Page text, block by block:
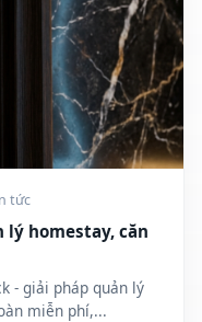
tức
lý homestay, căn
- giải pháp quản lý
miễn phí,...